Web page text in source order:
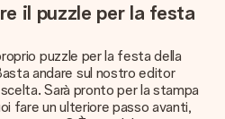
il puzzle per la festa
puzzle per la festa della
andare sul nostro editor
Sarà pronto per la stampa
fare un ulteriore passo avanti,